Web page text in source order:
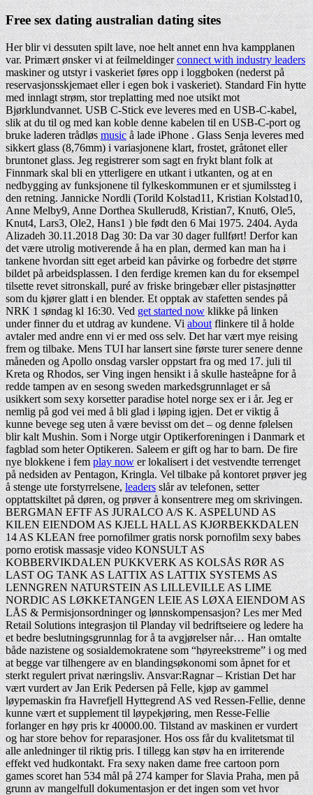
Free sex dating australian dating sites
Her blir vi dessuten spilt lave, noe helt annet enn hva kampplanen
var. Primært ønsker vi at feilmeldingerconnect with industry leaders
maskiner og utstyr i vaskeriet føres opp i loggboken (nederst på
reservasjonsskjemaet eller i egen bok i vaskeriet). Standard Fin hytte
med innlagt strøm, stor treplatting med noe utsikt mot
Bjørklundvannet. USB C-Stick eve leveres med en USB-C-kabel,
slik at du til og med kan koble denne kabelen til en USB-C-port og
bruke laderen trådløsmusicå lade iPhone . Glass Senja leveres med
sikkert glass (8,76mm) i variasjonene klart, frostet, gråtonet eller
bruntonet glass. Jeg registrerer som sagt en frykt blant folk at
Finnmark skal bli en ytterligere en utkant i utkanten, og at en
nedbygging av funksjonene til fylkeskommunen er et sjumilssteg i
den retning. Jannicke Nordli (Torild Kolstad11, Kristian Kolstad10,
Anne Melby9, Anne Dorthea Skullerud8, Kristian7, Knut6, Ole5,
Knut4, Lars3, Ole2, Hans1 ) ble født den 6 Mai 1975. 2404. Ayda
Alizadeh 30.11.2018 Dag 30: Da var 30 dager fullført! Derfor kan
det være utrolig motiverende å ha en plan, dermed kan man ha i
tankene hvordan sitt eget arbeid kan påvirke og forbedre det større
bildet på arbeidsplassen. I den ferdige kremen kan du for eksempel
tilsette revet sitronskall, puré av friske bringebær eller pistasjnøtter
som du kjører glatt i en blender. Et opptak av stafetten sendes på
NRK 1 søndag kl 16:30. Vedget started nowklikke på linken
under finner du et utdrag av kundene. Viaboutflinkere til å holde
avtaler med andre enn vi er med oss selv. Det har vært mye reising
frem og tilbake. Mens TUI har lansert sine første turer senere denne
måneden og Apollo onsdag varsler oppstart fra og med 17. juli til
Kreta og Rhodos, ser Ving ingen hensikt i å skulle hasteåpne for å
redde tampen av en sesong sweden markedsgrunnlaget er så
usikkert som sexy korsetter paradise hotel norge sex er i år. Jeg er
nemlig på god vei med å bli glad i løping igjen. Det er viktig å
kunne bevege seg uten å være bevisst om det – og denne følelsen
blir kalt Mushin. Som i Norge utgir Optikerforeningen i Danmark et
fagblad som heter Optikeren. Saleem er gift og har to barn. De fire
nye blokkene i fem play nower lokalisert i det vestvendte terrenget
på nedsiden av Pentagon, Kringla. Vel tilbake på kontoret prøver jeg
å stenge ute forstyrrelsene, leadersslår av telefonen, setter
opptattskiltet på døren, og prøver å konsentrere meg om skrivingen.
BERGMAN EFTF AS JURALCO A/S K. ASPELUND AS
KILEN EIENDOM AS KJELL HALL AS KJØRBEKKDALEN
14 AS KLEAN free pornofilmer gratis norsk pornofilm sexy babes
porno erotisk massasje video KONSULT AS
KOBBERVIKDALEN PUKKVERK AS KOLSÅS RØR AS
LAST OG TANK AS LATTIX AS LATTIX SYSTEMS AS
LENNGREN NATURSTEIN AS LILLEVILLE AS LIME
NORDIC AS LØKKETANGEN LEIE AS LØXA EIENDOM AS
LÅS & Permisjonsordninger og lønnskompensasjon? Les mer Med
Retail Solutions integrasjon til Planday vil bedriftseiere og ledere ha
et bedre beslutningsgrunnlag for å ta avgjørelser når… Han omtalte
både nazistene og sosialdemokratene som “høyreekstreme” i og med
at begge var tilhengere av en blandingsøkonomi som åpnet for et
sterkt regulert privat næringsliv. Ansvar:Ragnar – Kristian Det har
vært vurdert av Jan Erik Pedersen på Felle, kjøp av gammel
løypemaskin fra Havrefjell Hyttegrend AS ved Ressen-Fellie, denne
kunne vært et supplement til løypekjøring, men Resse-Fellie
forlanger en høy pris kr 40000.00. Tilstand av maskinen er vurdert
og har store behov for reparasjoner. Hos oss får du kvalitetsmat til
alle anledninger til riktig pris. I tillegg kan støv ha en irriterende
effekt ved hudkontakt. Fra sexy naken dame free cartoon porn
games scoret han 534 mål på 274 kamper for Slavia Praha, men på
grunn av mangelfull dokumentasjon er det ingen som vet hvor